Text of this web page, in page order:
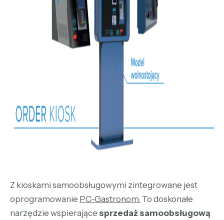
Z kioskami samoobsługowymi zintegrowane jest
oprogramowanie PC-Gastronom. To doskonałe
narzędzie wspierające sprzedaż samoobsługową